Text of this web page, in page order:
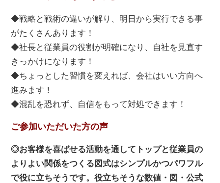
◆戦略と戦術の違いが解り、明日から実行できる事
がたくさんあります！
◆社長と従業員の役割が明確になり、自社を見直す
きっかけになります！
◆ちょっとした習慣を変えれば、会社はいい方向へ
進みます！
◆混乱を恐れず、自信をもって対処できます！
ご参加いただいた方の声
◎お客様を喜ばせる活動を通してトップと従業員の
よりよい関係をつくる図式はシンプルかつパワフル
で役に立ちそうです。役立ちそうな数値・図・公式